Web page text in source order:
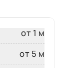
от 1 м
от 5 м